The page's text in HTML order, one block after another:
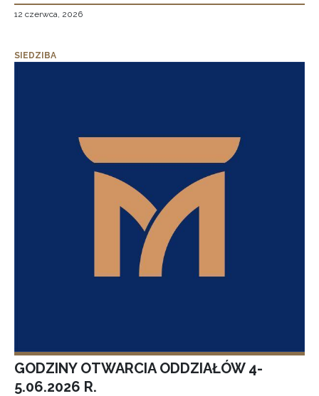
12 czerwca, 2026
SIEDZIBA
GODZINY OTWARCIA ODDZIAŁÓW 4-
5.06.2026 R.